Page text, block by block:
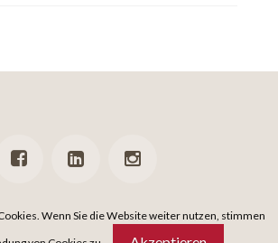
DATENSCHUTZ IMPRESSUM
Wenn Sie die Website weiter nutzen, stimmen